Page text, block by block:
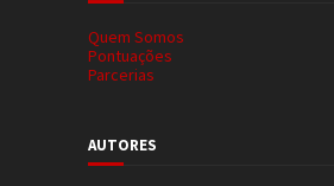
Quem Somos
Pontuações
Parcerias
AUTORES